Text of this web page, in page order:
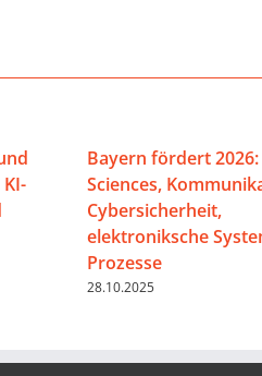
Bayern fördert 2026:
Sciences,
Cybersicherheit,
elektroniksche
Prozesse
28.10.2025